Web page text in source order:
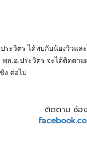
ระวิตร ได้พบกับน้องวิวแ
ล.อ.ประวิตร จะได้ติดตา
ง ต่อไป
ติดตาม ช่อ